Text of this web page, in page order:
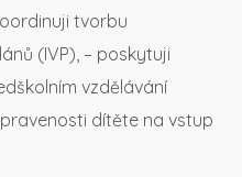
tvorbu
(IVP), – poskytuji
vzdělávání
dítěte na vstup